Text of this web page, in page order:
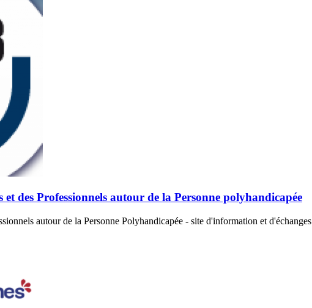
et des Professionnels autour de la Personne polyhandicapée
autour de la Personne Polyhandicapée - site d'information et d'échanges